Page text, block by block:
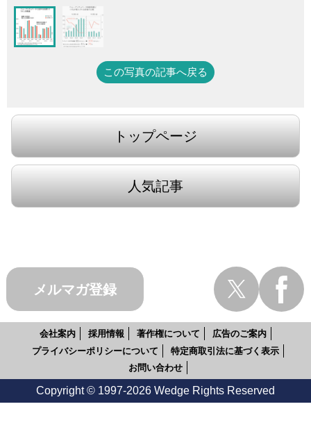
この写真の記事へ戻る
トップページ
人気記事
メルマガ登録
会社案内 採用情報 著作権について
広告のご案内
プライバシーポリシーについて
特定商取引法に基づく表示
お問い合わせ
Copyright © 1997-2026 Wedge Rights Reserved